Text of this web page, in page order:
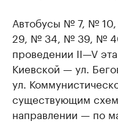
Автобусы № 7, №
29, № 34, № 39, №
проведении II—V
Киевской — ул.
ул.
существующим
направлении — по